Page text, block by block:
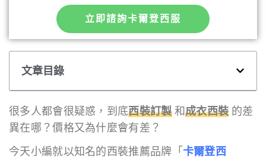
立即諮詢卡爾登西服
文章目錄
很多人都會很疑惑，到底西裝訂製和成衣西裝 的差
異在哪？價格又為什麼會有差？
今天小編就以知名的西裝推薦品牌「 卡爾登西